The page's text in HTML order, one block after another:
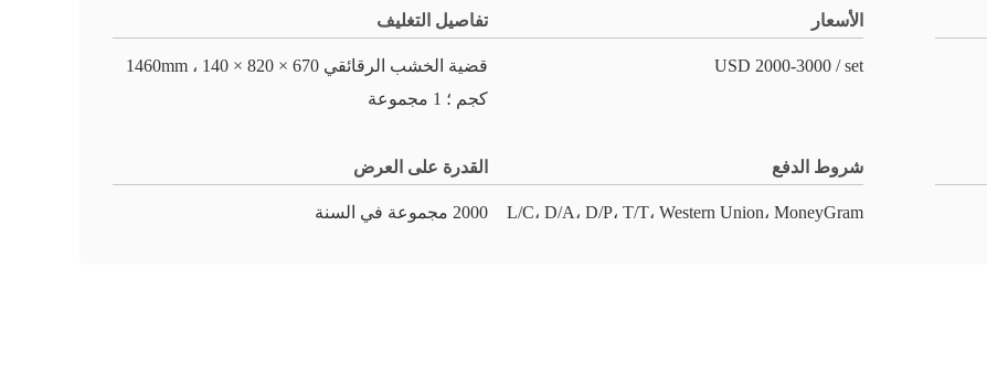
الأسعار
USD 2000-3000 / set
تفاصيل التغليف
قضية الخشب الرقائقي 670 × 820 × 1460mm ، 140
كجم ؛ 1 مجموعة
شروط الدفع
L/C، D/A، D/P، T/T، Western Union، MoneyGram
القدرة على العرض
2000 مجموعة في السنة